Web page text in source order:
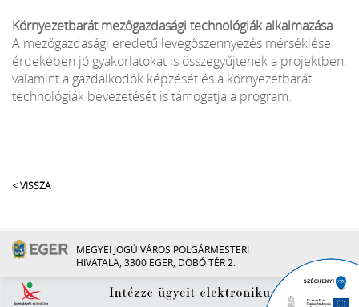
Környezetbarát mezőgazdasági technológiák alkalmazása
A mezőgazdasági eredetű levegőszennyezés mérséklése
érdekében jó gyakorlatokat is összegyűjtenek a projektben,
valamint a gazdálkodók képzését és a környezetbarát
technológiák bevezetését is támogatja a program.
< VISSZA
MEGYEI JOGÚ VÁROS POLGÁRMESTERI
HIVATALA, 3300 EGER, DOBÓ TÉR 2.